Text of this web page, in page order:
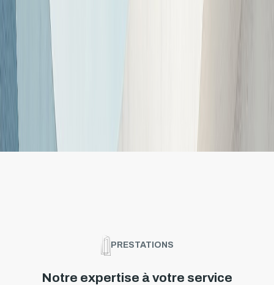
PRESTATIONS
Notre expertise à votre service